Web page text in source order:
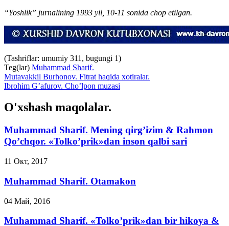
“Yoshlik” jurnalining 1993 yil, 10-11 sonida chop etilgan.
(Tashriflar: umumiy 311, bugungi 1)
Teg(lar) Muhammad Sharif.
Mutavakkil Burhonov. Fitrat haqida xotiralar.
Ibrohim G’afurov. Cho’lpon muzasi
O'xshash maqolalar.
Muhammad Sharif. Mening qirg’izim & Rahmon
Qo’chqor. «Tolko’prik»dan inson qalbi sari
11 Окт, 2017
Muhammad Sharif. Otamakon
04 Май, 2016
Muhammad Sharif. «Tolko’prik»dan bir hikoya &